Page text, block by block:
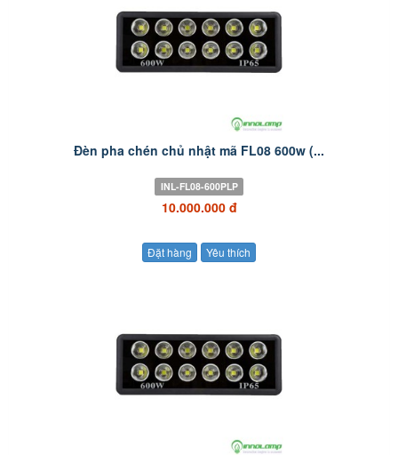
Đèn pha chén chủ nhật mã FL08 600w (...
INL-FL08-600PLP
10.000.000 đ
Đặt hàng Yêu thích